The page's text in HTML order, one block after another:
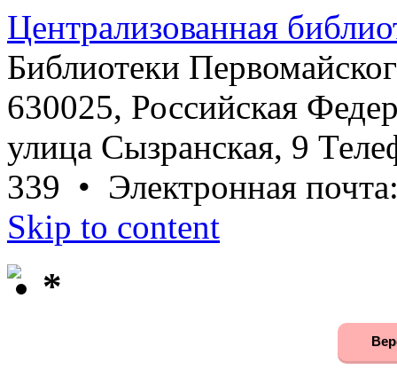
Централизованная
Библиотеки
630025, Российская
улица Сызранская, 9
339 • Электронная
Skip to content
*